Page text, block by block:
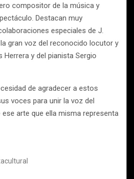
compositor de la música y
Destacan muy
especiales de J.
gran voz del reconocido locutor y
Herrera y del pianista Sergio
de agradecer a estos
voces para unir la voz del
arte que ella misma representa